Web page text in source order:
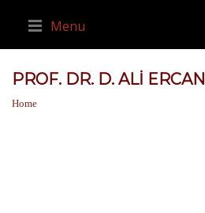
Menu
PROF. DR. D. ALI ERCAN
Home